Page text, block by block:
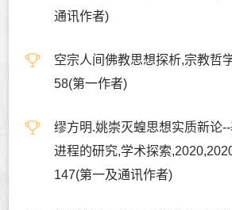
通讯作者)
空宗人间佛教思想探析,宗教哲
58(第一作者)
缪方明.姚崇灭蝗思想实质新论
进程的研究,学术探索
147(第一及通讯作者)